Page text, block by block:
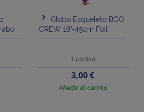
Globo Esqueleto BOO
CREW 18"-45cm Foil
1 unidad
Precio
3,00 €
Añadir al carrito